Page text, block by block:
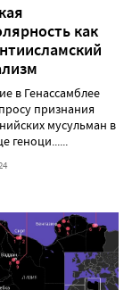
как
в Генассамблее
признания
мусульман в
геноци......